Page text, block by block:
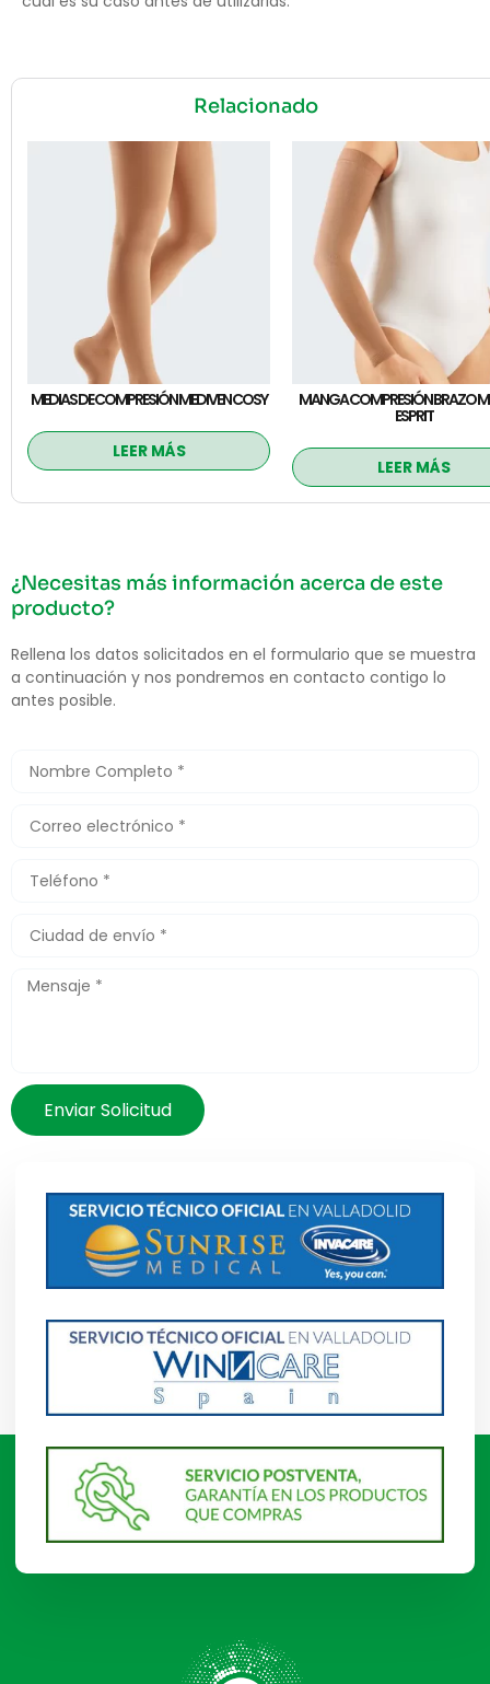
Relacionado
MEDIAS DE COMPRESIÓN MEDIVEN COSY
LEER MÁS
MANGA COMPRESIÓN BRAZO
ESPRIT
LEER MÁS
¿Necesitas más información acerca de este
producto?
Rellena los datos solicitados en el formulario que se muestra
a continuación y nos pondremos en contacto contigo lo
antes posible.
Enviar Solicitud